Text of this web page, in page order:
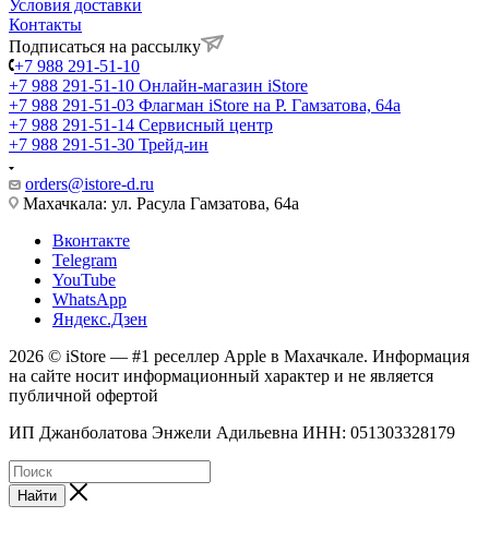
Условия доставки
Контакты
Подписаться на рассылку
+7 988 291-51-10
+7 988 291-51-10 Онлайн-магазин iStore
+7 988 291-51-03 Флагман iStore на Р. Гамзатова, 64а
+7 988 291-51-14 Сервисный центр
+7 988 291-51-30 Трейд-ин
orders@istore-d.ru
Махачкала: ул. Расула Гамзатова, 64а
Вконтакте
Telegram
YouTube
WhatsApp
Яндекс.Дзен
2026 © iStore — #1 реселлер Apple в Махачкале. Информация
на сайте носит информационный характер и не является
публичной офертой
ИП Джанболатова Энжели Адильевна ИНН: 051303328179
Найти